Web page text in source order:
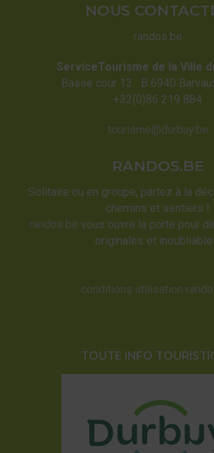
NOUS
randos.be
ServiceTourisme de la Ville
Basse cour 13 B 6940
+32(0)86 219 884
tourisme@durbuy.be
RANDOS.BE
Solitaire ou en groupe, partez à la
chemins et sentiers !
randos.be vous ouvre la porte pour
originales et
conditions utilisation
TOUTE INFO